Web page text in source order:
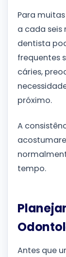
Para
a cada seis
dentista
frequentes
cáries,
próximo.
A
tempo.
Antes que